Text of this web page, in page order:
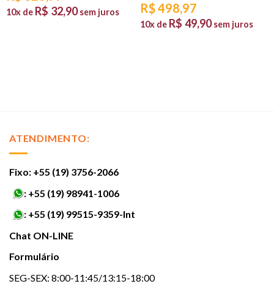
10x de R$ 32,90 sem juros R$498,97
10x de R$ 49,90 sem juros
ATENDIMENTO:
Fixo: +55 (19) 3756-2066
: +55 (19) 98941-1006
: +55 (19) 99515-9359-Int
Chat ON-LINE
Formulário
SEG-SEX: 8:00-11:45/13:15-18:00